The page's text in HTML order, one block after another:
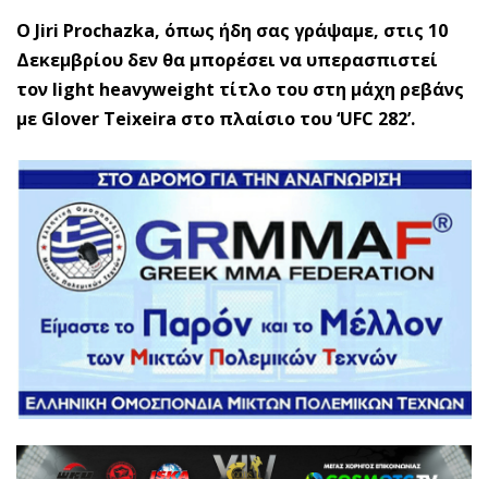
O Jiri Prochazka, όπως ήδη σας γράψαμε, στις 10
Δεκεμβρίου δεν θα μπορέσει να υπερασπιστεί
τον light heavyweight τίτλο του στη μάχη ρεβάνς
με Glover Teixeira στο πλαίσιο του ‘UFC 282’.